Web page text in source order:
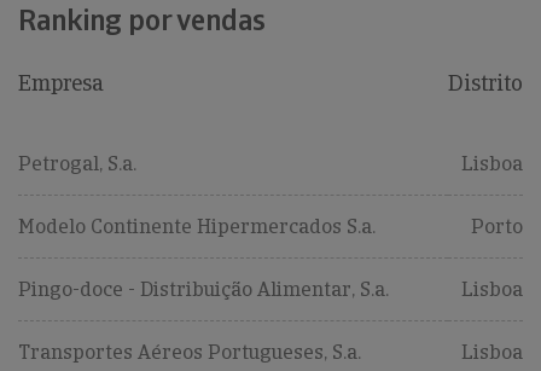
Ranking por vendas
Empresa Distrito
Petrogal, S.a. Lisboa
Modelo Continente Hipermercados S.a. Porto
Pingo-doce - Distribuição Alimentar, S.a. Lisboa
Transportes Aéreos Portugueses, S.a. Lisboa